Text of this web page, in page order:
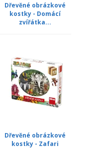
Dřevěné obrázkové
kostky - Domácí
zvířátka...
Dřevěné obrázkové
kostky - Zafari